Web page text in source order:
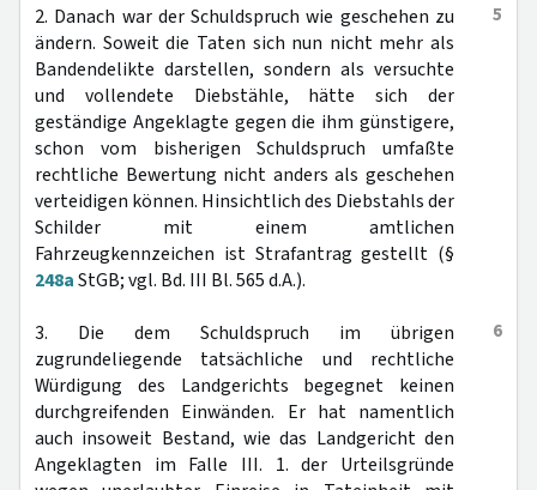
5
2. Danach war der Schuldspruch wie geschehen zu
ändern. Soweit die Taten sich nun nicht mehr als
Bandendelikte darstellen, sondern als versuchte
und vollendete Diebstähle, hätte sich der
geständige Angeklagte gegen die ihm günstigere,
schon vom bisherigen Schuldspruch umfaßte
rechtliche Bewertung nicht anders als geschehen
verteidigen können. Hinsichtlich des Diebstahls der
Schilder mit einem amtlichen
Fahrzeugkennzeichen ist Strafantrag gestellt (§
248aStGB; vgl. Bd. III Bl. 565 d.A.).
6
3. Die dem Schuldspruch im übrigen
zugrundeliegende tatsächliche und rechtliche
Würdigung des Landgerichts begegnet keinen
durchgreifenden Einwänden. Er hat namentlich
auch insoweit Bestand, wie das Landgericht den
Angeklagten im Falle III. 1. der Urteilsgründe